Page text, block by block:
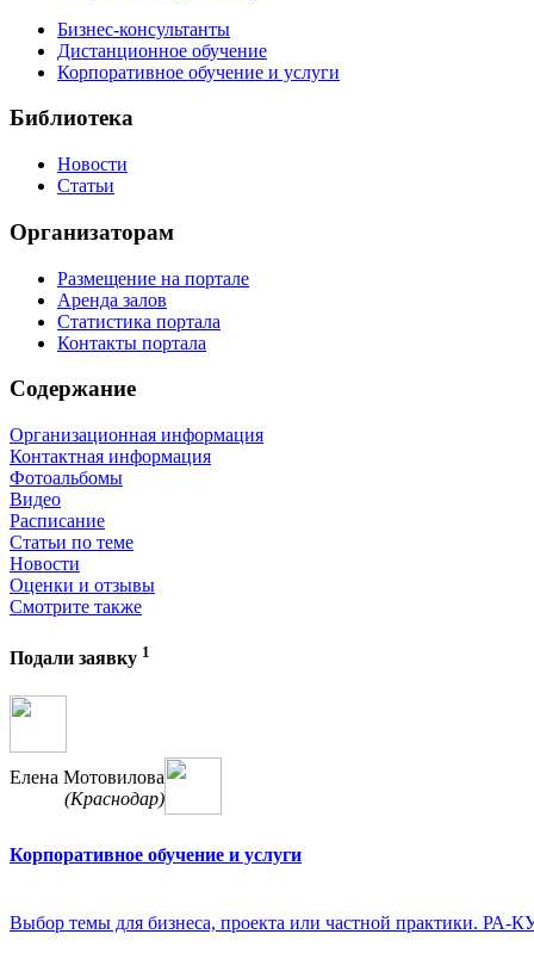
Бизнес-консультанты
Дистанционное обучение
Корпоративное обучение и услуги
Библиотека
Новости
Статьи
Организаторам
Размещение на портале
Аренда залов
Статистика портала
Контакты портала
Содержание
Организационная информация
Контактная информация
Фотоальбомы
Видео
Расписание
Статьи по теме
Новости
Оценки и отзывы
Смотрите также
Подали заявку 1
Елена Мотовилова
(Краснодар)
Корпоративное обучение и услуги
Выбор темы для бизнеса, проекта или частной практики. РА-